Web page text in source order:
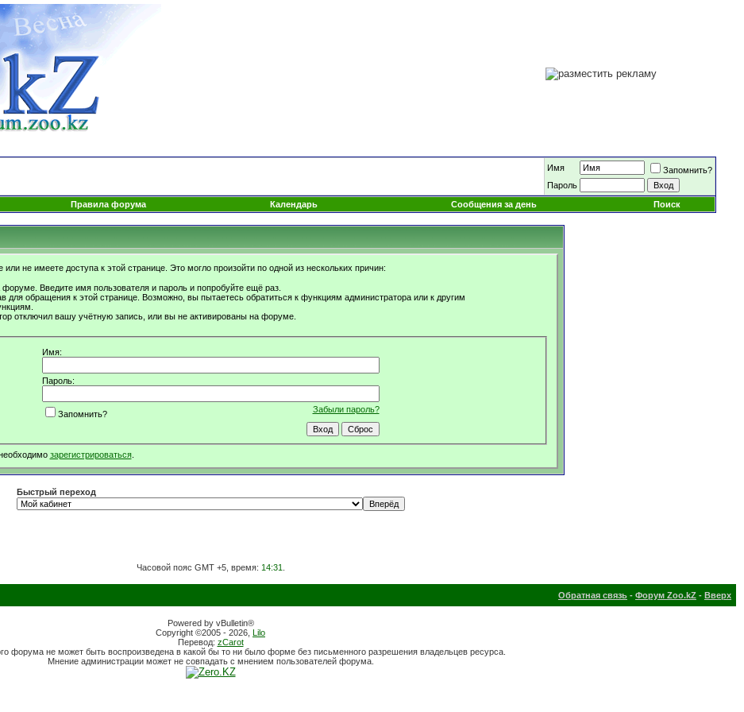
Имя
Запомнить?
Пароль
Правила форума Календарь Сообщения за день Поиск
не имеете доступа к этой странице. Это могло произойти по одной из нескольких причин:
Введите имя пользователя и пароль и попробуйте ещё раз.
для обращения к этой странице. Возможно, вы пытаетесь обратиться к функциям администратора или к другим
отключил вашу учётную запись, или вы не активированы на форуме.
Имя:
Пароль:
Забыли пароль?
Запомнить?
зарегистрироваться.
Быстрый переход
Часовой пояс GMT +5, время: 14:31
Обратная связь - Форум Zoo.kZ - Вверх
Powered by vBulletin®
Copyright ©2005 - 2026, Lilo
Перевод: zCarot
форума не может быть воспроизведена в какой бы то ни было форме без письменного разрешения владельцев ресурса.
Мнение администрации может не совпадать с мнением пользователей форума.